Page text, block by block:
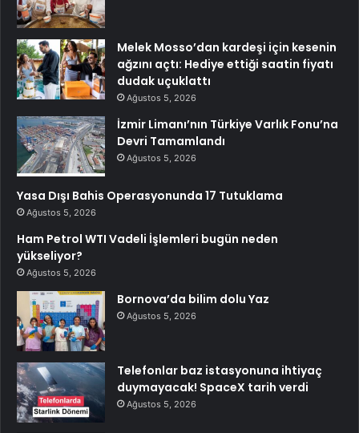
Melek Mosso’dan kardeşi için kesenin
ağzını açtı: Hediye ettiği saatin fiyatı
dudak uçuklattı
Ağustos 5, 2026
İzmir Limanı’nın Türkiye Varlık Fonu’na
Devri Tamamlandı
Ağustos 5, 2026
Yasa Dışı Bahis Operasyonunda 17 Tutuklama
Ağustos 5, 2026
Ham Petrol WTI Vadeli İşlemleri bugün neden
yükseliyor?
Ağustos 5, 2026
Bornova’da bilim dolu Yaz
Ağustos 5, 2026
Telefonlar baz istasyonuna ihtiyaç
duymayacak! SpaceX tarih verdi
Ağustos 5, 2026